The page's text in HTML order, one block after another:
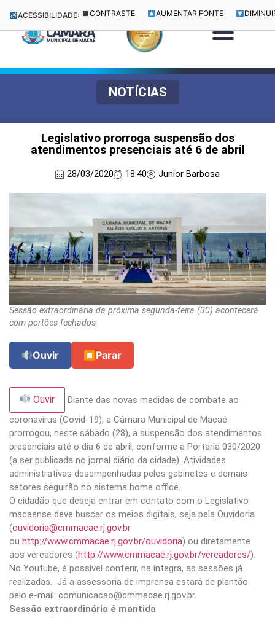
ACESSIBILIDADE: CONTRASTE AUMENTAR FONTE
NOTÍCIAS
Legislativo prorroga suspensão dos
atendimentos presenciais até 6 de abril
28/03/2020 18:40 Junior Barbosa
Sessão extraordinária da próxima segunda-feira (30) acontecerá
com portões fechados
Ouvir ⏹ Parar
Ouvir
Diante das novas medidas de combate ao
coronavírus (Covid-19), a Câmara Municipal de Macaé
prorrogou, neste sábado (28), a suspensão dos atendimentos
presenciais até o dia 6 de abril, conforme a Portaria 030/2020
(a ser publicada no jornal diário da cidade). Atividades
administrativas desempenhadas pelos gabinetes e demais
setores seguirão no sistema home office.
O cidadão que deseja entrar em contato com o Legislativo
macaense deve buscar os meios digitais, seja pela Ouvidoria
(ouvidoria@cmmacae.rj.gov.br
ou http://www.cmmacae.rj.gov.br/ouvidoria) ou diretamente
aos vereadores (http://www.cmmacae.rj.gov.br/vereadores/).
No Youtube, é possível conferir, na íntegra, as sessões já
realizadas. Já a assessoria de imprensa estará de plantão
pelo e-mail: comunicacao@cmmacae.rj.gov.br.
Sessão extraordinária é mantida